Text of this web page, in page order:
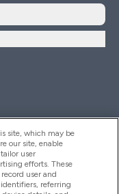
site, which may be
our site, enable
user
efforts. These
user and
referring